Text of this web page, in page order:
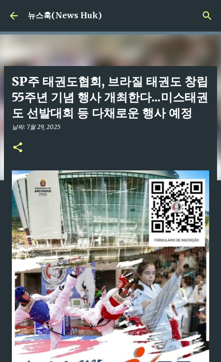
기본 콘텐츠로 건너뛰기
뉴스훅(News Huk)
SP주 태권도협회, 브라질 태권도 창립
55주년 기념 행사 개최한다...미스태권
도 선발대회 등 다채로운 행사 예정
날짜: 7월 29, 2025